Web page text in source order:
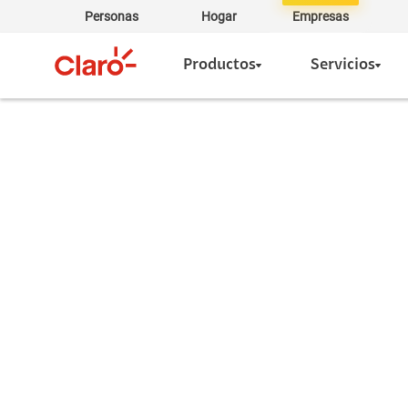
Personas Hogar Empresas
Productos Servicios